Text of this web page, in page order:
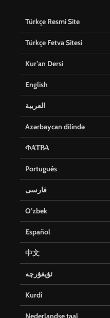
Türkçe Resmi Site
Türkçe Fetva Sitesi
Kur’an Dersi
English
العربية
Azərbaycan dilində
ФАТВА
Português
فارسی
O’zbek
Español
中文
ئۇيغۇرچە
Kurdî
Nederlandse taal